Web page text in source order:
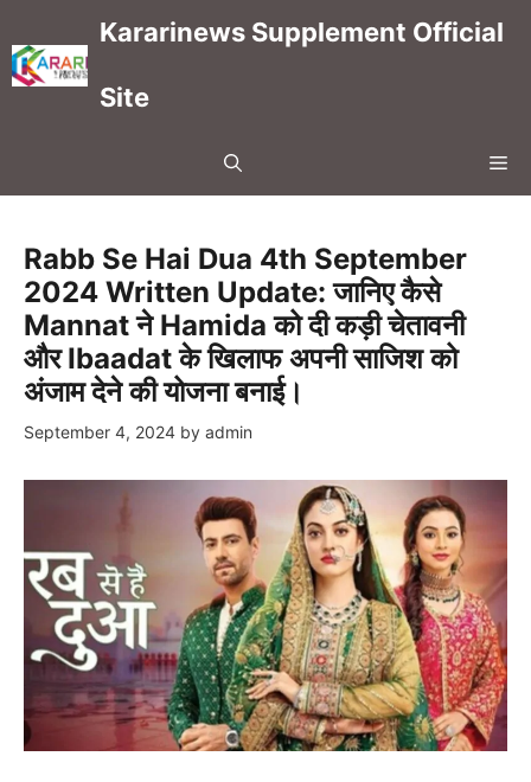
content
Kararinews Supplement Official
Site
Rabb Se Hai Dua 4th September
2024 Written Update: जानिए कैसे
Mannat ने Hamida को दी कड़ी चेतावनी
और Ibaadat के खिलाफ अपनी साजिश को
अंजाम देने की योजना बनाई।
September 4, 2024 by admin